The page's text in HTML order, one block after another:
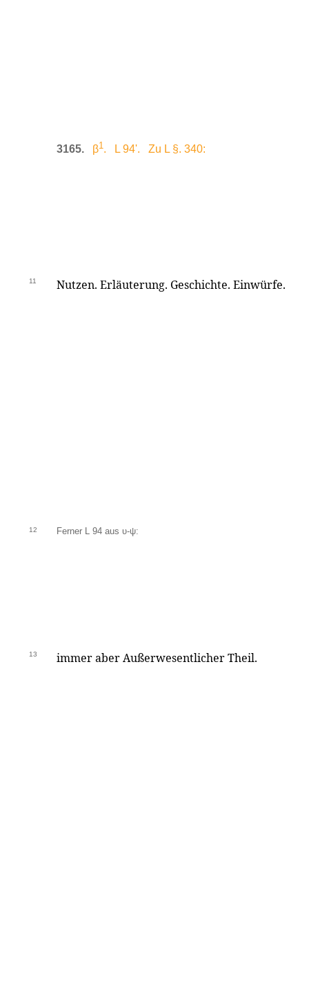
3165. β1. L 94'. Zu L §. 340:
11 Nutzen. Erläuterung. Geschichte. Einwürfe.
12 Ferner L 94 aus υ-ψ:
13 immer aber Außerwesentlicher Theil.